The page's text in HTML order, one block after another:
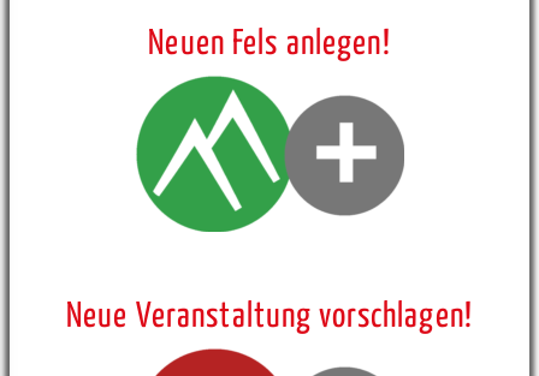
Neuen Fels anlegen!
Neue Veranstaltung vorschlagen!